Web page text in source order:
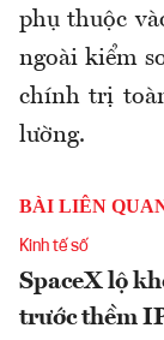
phụ thuộc
ngoài kiểm
chính trị
lường.
BÀI LIÊN
Kinh tế số
SpaceX lộ
trước thềm